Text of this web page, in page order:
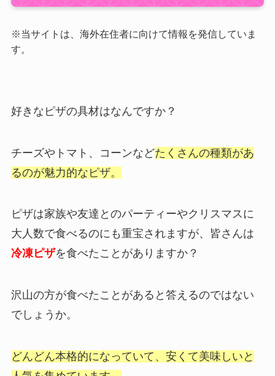
※当サイトは、海外在住者に向けて情報を発信していま
す。
好きなピザの具材はなんですか？
チーズやトマト、コーンなどたくさんの種類があ
るのが魅力的なピザ。
ピザは家族や友達とのパーティーやクリスマスに
大人数で食べるのにも重宝されますが、皆さんは
冷凍ピザを食べたことがありますか？
沢山の方が食べたことがあると答えるのではない
でしょうか。
どんどん本格的になっていて、安くて美味しいと